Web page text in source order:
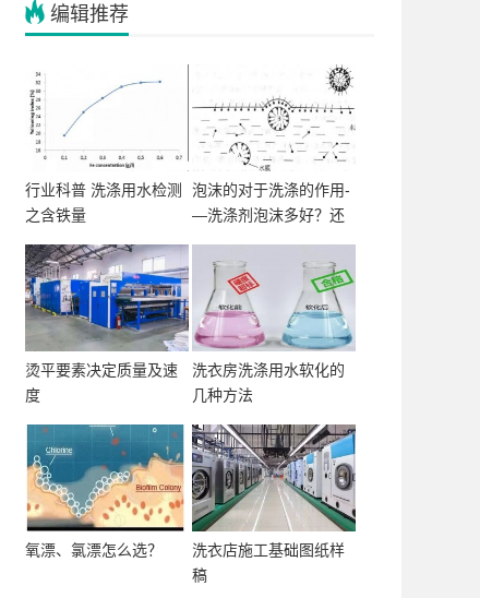
编辑推荐
行业科普 洗涤用水检测
之含铁量
泡沫的对于洗涤的作用-
—洗涤剂泡沫多好？还
烫平要素决定质量及速
度
洗衣房洗涤用水软化的
几种方法
氧漂、氯漂怎么选？
洗衣店施工基础图纸样
稿